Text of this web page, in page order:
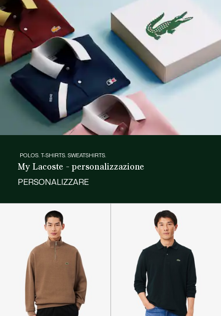
POLOS. T-SHIRTS. SWEATSHIRTS.
My Lacoste - personalizzazione
PERSONALIZZARE